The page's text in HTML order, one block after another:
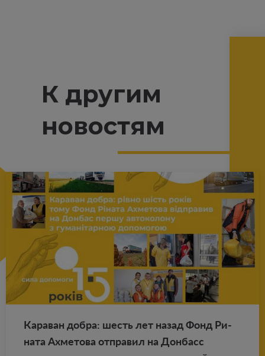
К другим
новостям
Ка­ра­ван добра: шесть лет назад Фонд Ри­
на­та Ах­ме­то­ва от­пра­вил на Дон­басс